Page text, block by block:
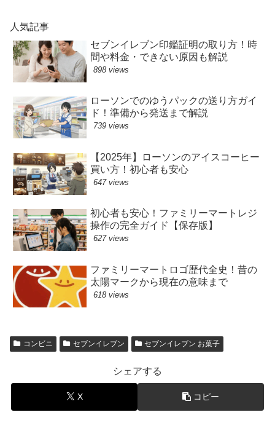
人気記事
セブンイレブン印鑑証明の取り方！時
間や料金・できない原因も解説
898 views
ローソンでのゆうパックの送り方ガイ
ド！準備から発送まで解説
739 views
【2025年】ローソンのアイスコーヒー
買い方！初心者も安心
647 views
初心者も安心！ファミリーマートレジ
操作の完全ガイド【保存版】
627 views
ファミリーマートロゴ歴代全史！昔の
太陽マークから現在の意味まで
618 views
コンビニ セブンイレブン セブンイレブン お菓子
シェアする
X コピー